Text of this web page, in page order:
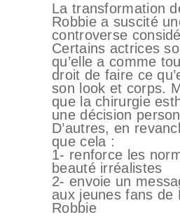
La transformation
Robbie a suscité
controverse
Certains actrices
qu’elle a comme
droit de faire ce
son look et corps.
que la chirurgie
une décision
D’autres, en
que cela :
1- renforce les
beauté irréalistes
2- envoie un
aux jeunes fans de
Robbie